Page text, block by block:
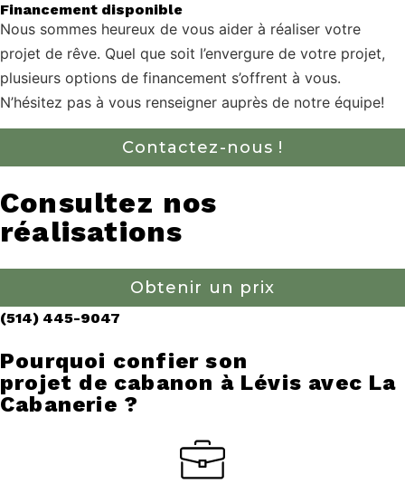
Financement disponible
Nous sommes heureux de vous aider à réaliser votre
projet de rêve. Quel que soit l’envergure de votre projet,
plusieurs options de financement s’offrent à vous.
N’hésitez pas à vous renseigner auprès de notre équipe!
Contactez-nous !
Consultez nos
réalisations
Obtenir un prix
(514) 445-9047
Pourquoi confier son
projet de cabanon à Lévis avec La
Cabanerie ?